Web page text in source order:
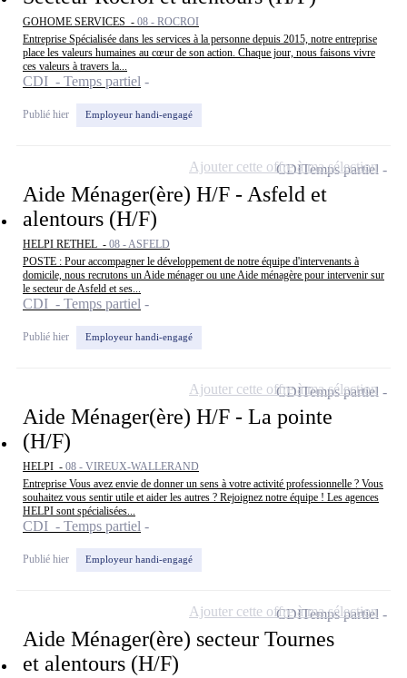
GOHOME SERVICES - 08 - ROCROI
Entreprise Spécialisée dans les services à la personne depuis 2015, notre entreprise
place les valeurs humaines au cœur de son action. Chaque jour, nous faisons vivre
ces valeurs à travers la...
CDI - Temps partiel
Publié hier Employeur handi-engagé
Aide Ménager(ère) H/F - Asfeld et
alentours (H/F)
HELPI RETHEL - 08 - ASFELD
POSTE : Pour accompagner le développement de notre équipe d'intervenants à
domicile, nous recrutons un Aide ménager ou une Aide ménagère pour intervenir sur
le secteur de Asfeld et ses...
CDI - Temps partiel
Publié hier Employeur handi-engagé
CDITemps partiel
Ajouter cette offre à ma sélection
Aide Ménager(ère) H/F - La pointe
(H/F)
HELPI - 08 - VIREUX-WALLERAND
Entreprise Vous avez envie de donner un sens à votre activité professionnelle ? Vous
souhaitez vous sentir utile et aider les autres ? Rejoignez notre équipe ! Les agences
HELPI sont spécialisées...
CDI - Temps partiel
Publié hier Employeur handi-engagé
CDITemps partiel
Ajouter cette offre à ma sélection
Aide Ménager(ère) secteur Tournes
et alentours (H/F)
CDITemps partiel
Ajouter cette offre à ma sélection